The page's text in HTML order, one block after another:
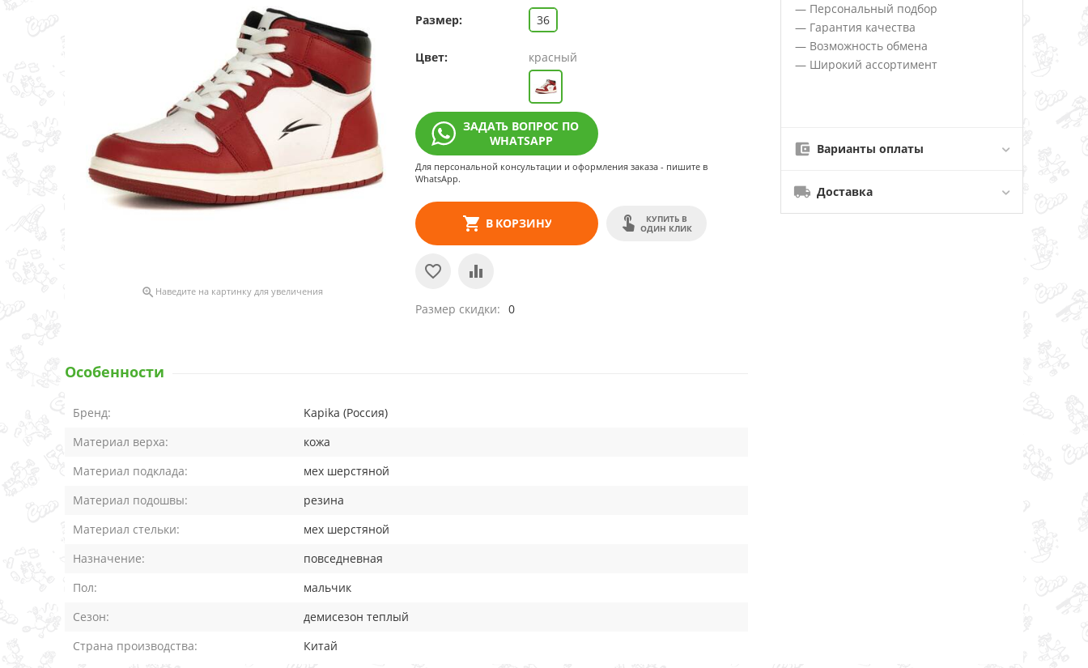
 Наведите на картинку для увеличения
Размер: 36
Цвет: красный
ЗАДАТЬ ВОПРОС ПО
WHATSAPP
Для персональной консультации и оформления заказа - пишите в
WhatsApp.
В КОРЗИНУ
КУПИТЬ В
ОДИН КЛИК
Размер скидки 0
— Персональный подбор
— Гарантия качества
— Возможность обмена
— Широкий ассортимент
Варианты оплаты
Доставка
Особенности
Бренд:
Kapika (Россия)
Материал верха:
кожа
Материал подклада:
мех шерстяной
Материал подошвы:
резина
Материал стельки:
мех шерстяной
Назначение:
повседневная
Пол:
мальчик
Сезон:
демисезон теплый
Страна производства:
Китай